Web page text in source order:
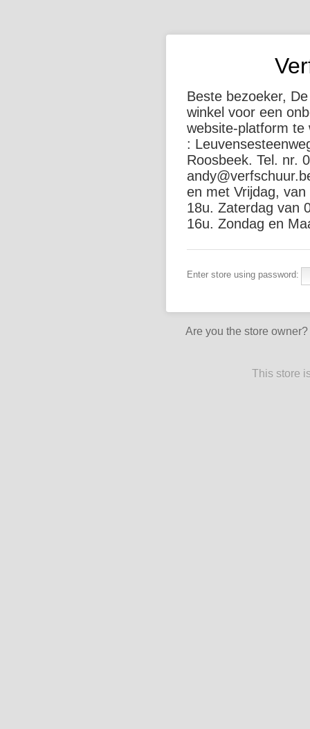
Beste bezoeker,
winkel voor een
website-platform te
:
Roosbeek. Tel. nr.
en met Vrijdag,
18u. Zaterdag van
16u. Zondag en
Enter store using password:
Are you the store owner?
This store